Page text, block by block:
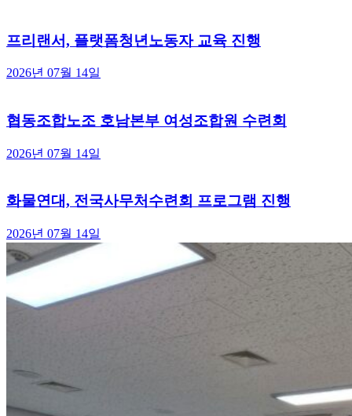
프리랜서, 플랫폼청년노동자 교육 진행
2026년 07월 14일
협동조합노조 호남본부 여성조합원 수련회
2026년 07월 14일
화물연대, 전국사무처수련회 프로그램 진행
2026년 07월 14일